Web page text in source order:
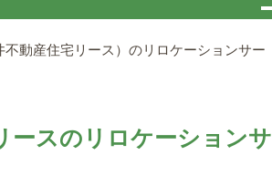
動産住宅リース）のリロケーションサー
ースのリロケーションサ